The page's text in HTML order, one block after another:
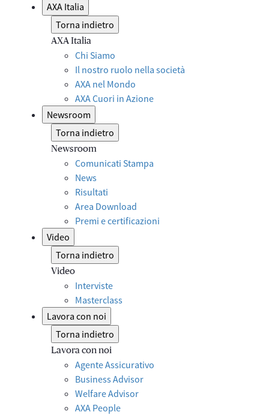
AXA Italia
Torna indietro
AXA Italia
Chi Siamo
Il nostro ruolo nella società
AXA nel Mondo
AXA Cuori in Azione
Newsroom
Torna indietro
Newsroom
Comunicati Stampa
News
Risultati
Area Download
Premi e certificazioni
Video
Torna indietro
Video
Interviste
Masterclass
Lavora con noi
Torna indietro
Lavora con noi
Agente Assicurativo
Business Advisor
Welfare Advisor
AXA People